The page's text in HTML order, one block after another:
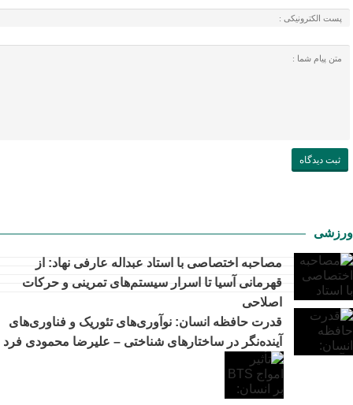
ورزشی
مصاحبه اختصاصی با استاد عبداله عارفی نهاد: از
قهرمانی آسیا تا اسرار سیستم‌های تمرینی و حرکات
اصلاحی
قدرت حافظه انسان: نوآوری‌های تئوریک و فناوری‌های
آینده‌نگر در ساختارهای شناختی – علیرضا محمودی فرد